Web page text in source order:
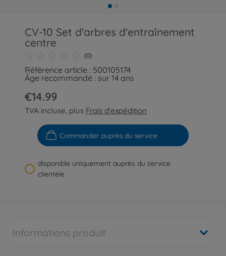
CV-10 Set d'arbres d'entraînement
centre
(0)
Référence article : 500105174
Âge recommandé : sur 14 ans
€14.99
TVA incluse, plus Frais d'expédition
Commander auprès du service
disponible uniquement auprès du service
clientèle
Informations produit